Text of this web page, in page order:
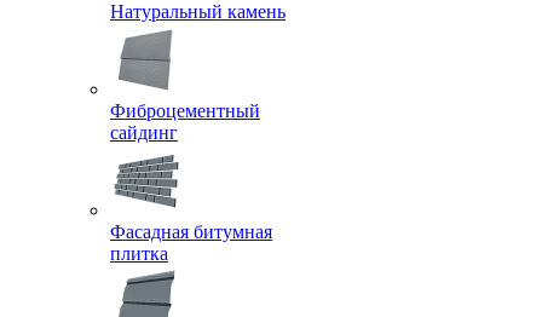
Натуральный камень
Фиброцементный
сайдинг
Фасадная битумная
плитка